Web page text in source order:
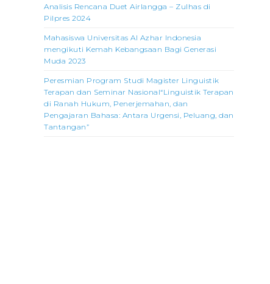
Analisis Rencana Duet Airlangga – Zulhas di
Pilpres 2024
Mahasiswa Universitas Al Azhar Indonesia
mengikuti Kemah Kebangsaan Bagi Generasi
Muda 2023
Peresmian Program Studi Magister Linguistik
Terapan dan Seminar Nasional“Linguistik Terapan
di Ranah Hukum, Penerjemahan, dan
Pengajaran Bahasa: Antara Urgensi, Peluang, dan
Tantangan”